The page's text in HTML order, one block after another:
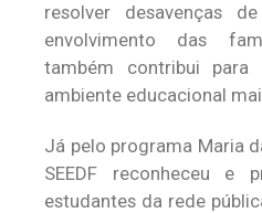
resolver desavenças
envolvimento das
também contribui
ambiente educacional
Já pelo programa Maria
SEEDF reconheceu e
estudantes da rede